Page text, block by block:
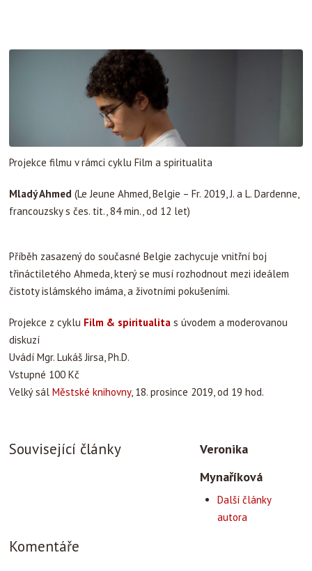
Projekce filmu v rámci cyklu Film a spiritualita
Mladý Ahmed (Le Jeune Ahmed, Belgie – Fr. 2019, J. a L. Dardenne,
francouzsky s čes. tit., 84 min., od 12 let)
Příběh zasazený do současné Belgie zachycuje vnitřní boj
třináctiletého Ahmeda, který se musí rozhodnout mezi ideálem
čistoty islámského imáma, a životními pokušeními.
Projekce z cyklu Film & spiritualita s úvodem a moderovanou
diskuzí
Uvádí Mgr. Lukáš Jirsa, Ph.D.
Vstupné 100 Kč
Velký sál Městské knihovny, 18. prosince 2019, od 19 hod.
Související články
Veronika
Mynaříková
Další články
autora
Komentáře